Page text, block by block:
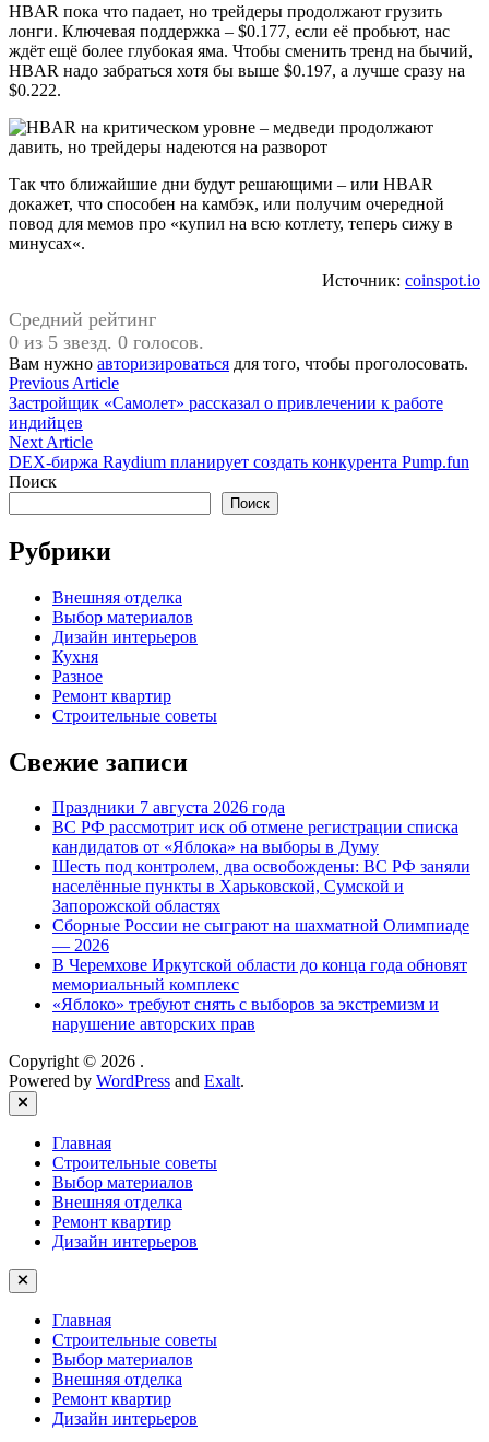
HBAR пока что падает, но трейдеры продолжают грузить
лонги. Ключевая поддержка – $0.177, если её пробьют, нас
ждёт ещё более глубокая яма. Чтобы сменить тренд на бычий,
HBAR надо забраться хотя бы выше $0.197, а лучше сразу на
$0.222.
Так что ближайшие дни будут решающими – или HBAR
докажет, что способен на камбэк, или получим очередной
повод для мемов про «купил на всю котлету, теперь сижу в
минусах«.
Источник: coinspot.io
Средний рейтинг
0 из 5 звезд. 0 голосов.
Вам нужно авторизироваться для того, чтобы проголосовать.
Навигация
по
записям
Previous ArticlePrevious
article:
Застройщик «Самолет» рассказал о привлечении к работе
индийцев
Next ArticleNext
article:
DEX-биржа Raydium планирует создать конкурента Pump.fun
Поиск
Поиск
Рубрики
Внешняя отделка
Выбор материалов
Дизайн интерьеров
Кухня
Разное
Ремонт квартир
Строительные советы
Свежие записи
Праздники 7 августа 2026 года
ВС РФ рассмотрит иск об отмене регистрации списка
кандидатов от «Яблока» на выборы в Думу
Шесть под контролем, два освобождены: ВС РФ заняли
населённые пункты в Харьковской, Сумской и
Запорожской областях
Сборные России не сыграют на шахматной Олимпиаде
— 2026
В Черемхове Иркутской области до конца года обновят
мемориальный комплекс
«Яблоко» требуют снять с выборов за экстремизм и
нарушение авторских прав
Copyright © 2026 .
Powered by WordPress and Exalt.
Close
Главная
Строительные советы
Выбор материалов
Внешняя отделка
Ремонт квартир
Дизайн интерьеров
Главная
Строительные советы
Выбор материалов
Внешняя отделка
Ремонт квартир
Дизайн интерьеров